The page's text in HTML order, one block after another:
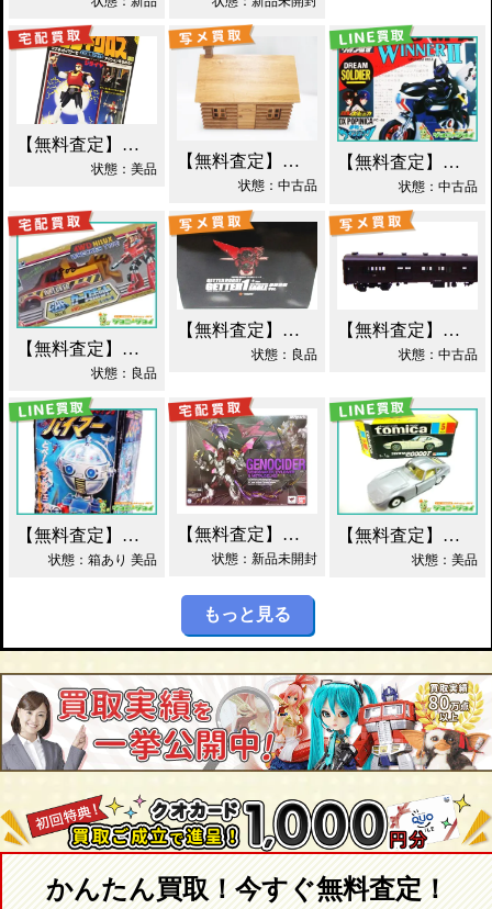
【無料査定】昭和レトロ玩具歓迎 ｜ 世界忍者戦ジライヤ DX磁気 買取！
状態：美品 【無料査定】昭和レトロ玩具歓迎 ｜ エポック 木製 丸太小屋 シルバニアファミリー 買取！
状態：中古品
【無料査定】昭和レトロ玩具歓迎 ｜ 超合金 DXポピニカ ウィナア2世 夢戦士ウイングマン PC-46 買取！
状態：中古品
【無料査定】昭和レトロ玩具歓迎 ｜ カーロボット 4WD・レッカー車 ダイアクロン買取！
状態：良品
【無料査定】昭和レトロ玩具歓迎 ｜ EX合金 ゲッターロボ ゲッター1 買取！
状態：良品
【無料査定】昭和レトロ玩具歓迎 ｜ モデルワム マニ60 1/87 買取！
状態：中古品
【無料査定】昭和レトロ玩具歓迎 ｜ ガッチャマン パイマー DXジャンボマシンダー買取！
状態：箱あり 美品
【無料査定】昭和レトロ玩具歓迎 ｜ S.H.フィギュアーツ ジェノサイダー 買取！
状態：新品未開封
【無料査定】昭和レトロ玩具歓迎 ｜ 当時物 トミカ トヨタ 2000GT 黒箱 日本製 買取！
状態：美品
もっと見る
かんたん買取！今すぐ無料査定！